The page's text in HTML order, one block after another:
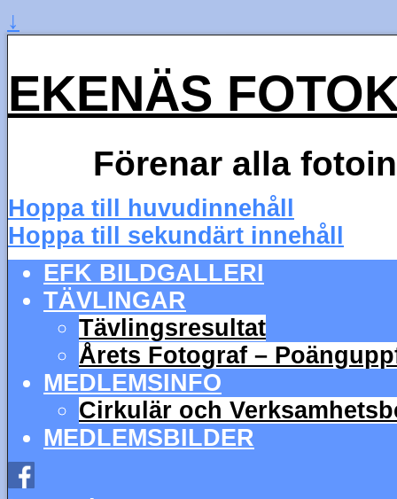
↓
EKENÄS
Förenar alla
Hoppa till huvudinnehåll
Hoppa till sekundärt innehåll
EFK BILDGALLERI
TÄVLINGAR
Tävlingsresultat
Årets Fotograf –
MEDLEMSINFO
Cirkulär och
MEDLEMSBILDER